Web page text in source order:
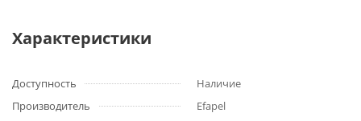
Характеристики
Доступность
Наличие
Производитель
Efapel